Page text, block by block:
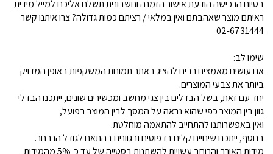
בסיום הרכישה הודעת אישור הזמנה וחשבונית תשלח אליכם למייל מידית
ראיתם מוצר שאהבתם ואין במלאי / רציתם כמות גדולה? צרו איתנו קשר
02-6731444
שימו לב:
אנו עושים מאמצים רבים להציג באתר תמונות המשקפות באופן המדויק
ביותר את צבעי המוצרים.
יחד עם זאת, בשל הבדלים בין צגי מחשב ומכשירים שונים, ייתכנו הבדלי
גוון בין המוצר כפי שהוא נראה על המסך לבין המוצר בפועל,
ואין באפשרותנו להתחייב להתאמה מוחלטת.
בנוסף, ייתכנו שינויים קלים בדפוסים ובגוונים בהתאם לגודל הנבחר.